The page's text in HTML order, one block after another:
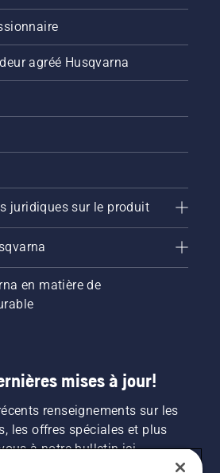
agréé Husqvarna
juridiques sur le produit
en matière de
mises à jour!
renseignements sur les
les offres spéciales et plus
à notre bulletin ici.